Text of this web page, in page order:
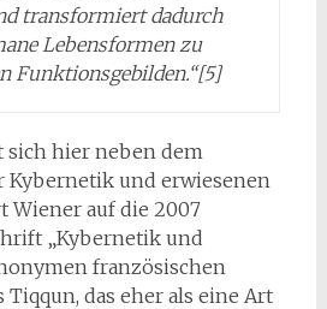
transformiert dadurch
Lebensformen zu
Funktionsgebilden.“[5]
sich hier neben dem
und erwiesenen
Wiener auf die 2007
„Kybernetik und
französischen
das eher als eine Art